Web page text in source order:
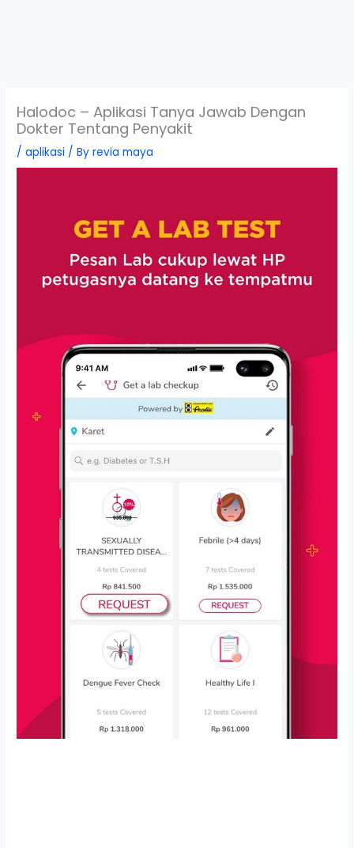
Halodoc – Aplikasi Tanya Jawab Dengan
Dokter Tentang Penyakit
/aplikasi / Byrevia maya